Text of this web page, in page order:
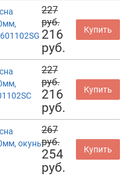
227
руб.
216
руб.
Купить
227
руб.
216
руб.
Купить
окунь
267
руб.
254
руб.
Купить